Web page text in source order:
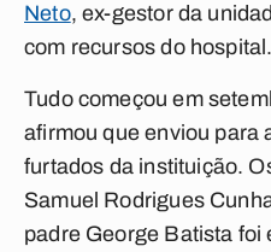
Neto, ex-gestor da
com recursos do hospital.
Tudo começou em
afirmou que enviou para
furtados da instituição.
Samuel Rodrigues
padre George Batista foi